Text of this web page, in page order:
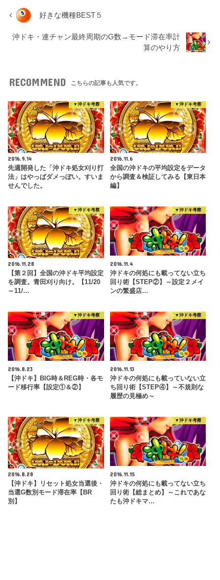
好きな機種BEST５
沖ドキ・連チャン最終周期のG数→モード滞在率計
算のやり方
RECOMMEND こちらの記事も人気です。
▼沖ドキ考察
2016.9.14
先週開発した「沖ドキ処女刈り打
法」はやっぱダメっぽい。すいま
せんでした。
▼沖ドキ考察
2016.11.6
全国の沖ドキの平均設定をデータ
から調査＆検証してみる【東日本
編】
▼沖ドキ考察
2016.11.28
【第２回】全国の沖ドキ平均設定
を調査。青田刈り向け。【11/20
～11/…
▼沖ドキ考察
2016.11.4
沖ドキの何処にも載ってない立ち
回り術【STEP②】～設定２メイ
ンの繁盛店…
▼沖ドキ考察
2016.8.23
【沖ドキ】BIG時＆REG時・各モ
ード移行率【設定①＆②】
▼沖ドキ考察
2016.11.13
沖ドキの何処にも載っていない立
ち回り術【STEP④】～不規則な
履歴の見極め～
▼沖ドキ考察
2016.8.28
【沖ドキ】リセット処女当選後・
当選G数別モード滞在率【BR
別】
▼沖ドキ考察
2016.11.15
沖ドキの何処にも載ってない立ち
回り術【総まとめ】～これであな
たも沖ドキマ…